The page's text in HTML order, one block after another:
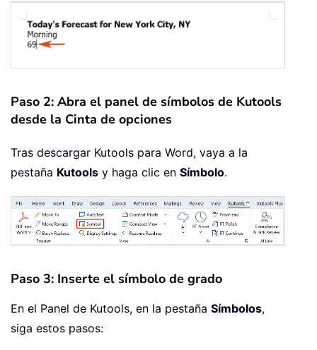
Paso 2: Abra el panel de símbolos de Kutools
desde la Cinta de opciones
Tras descargar Kutools para Word, vaya a la
pestaña Kutools y haga clic en Símbolo.
Paso 3: Inserte el símbolo de grado
En el Panel de Kutools, en la pestaña Símbolos,
siga estos pasos: